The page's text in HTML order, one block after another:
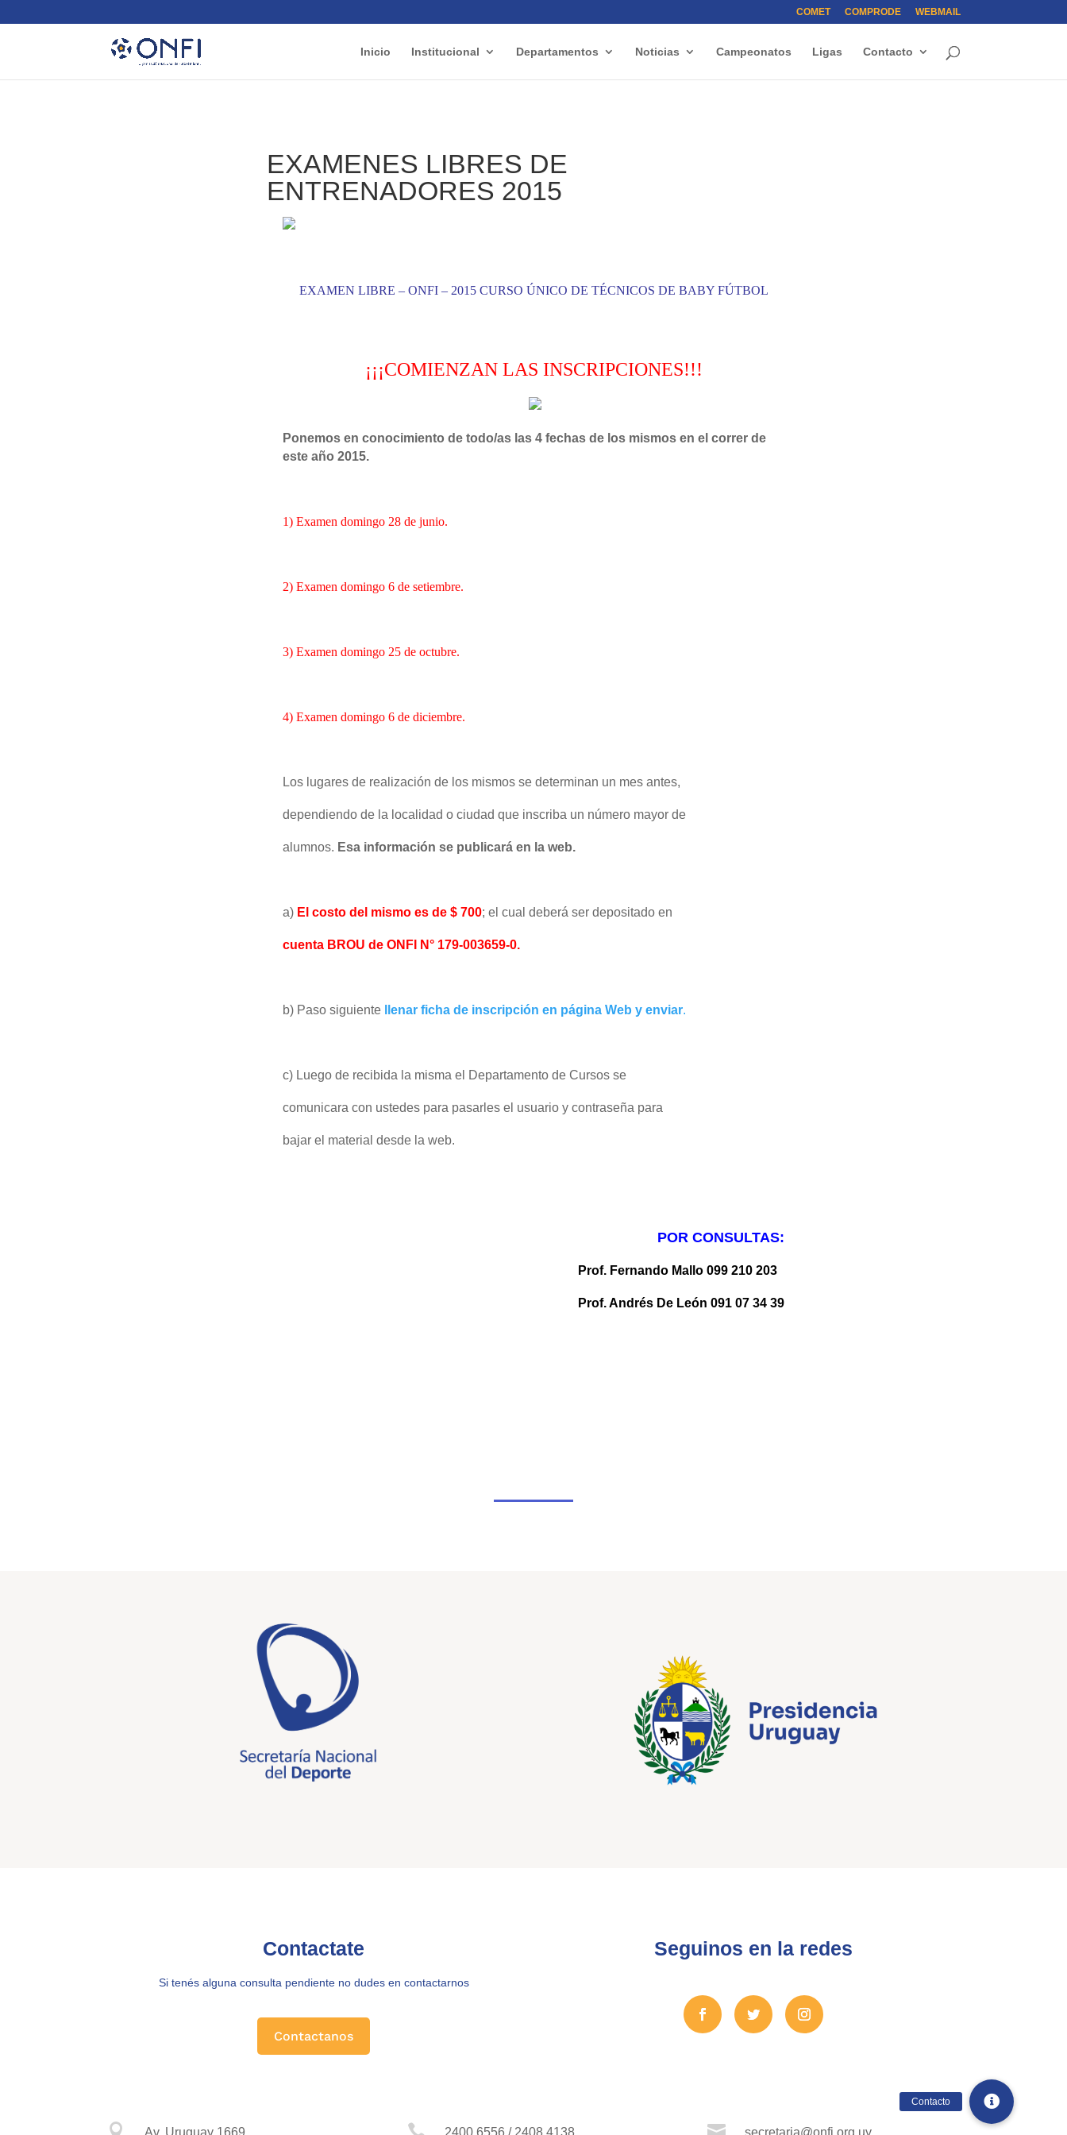
COMET COMPRODE WEBMAIL
Inicio Institucional Departamentos Noticias Campeonatos Ligas Contacto
EXAMENES LIBRES DE
ENTRENADORES 2015
EXAMEN LIBRE – ONFI – 2015 CURSO ÚNICO DE TÉCNICOS DE BABY FÚTBOL
¡¡¡COMIENZAN LAS INSCRIPCIONES!!!
Ponemos en conocimiento de todo/as las 4 fechas de los mismos en el correr de
este año 2015.
1) Examen domingo 28 de junio.
2) Examen domingo 6 de setiembre.
3) Examen domingo 25 de octubre.
4) Examen domingo 6 de diciembre.
Los lugares de realización de los mismos se determinan un mes antes,
dependiendo de la localidad o ciudad que inscriba un número mayor de
alumnos. Esa información se publicará en la web.
a) El costo del mismo es de $ 700; el cual deberá ser depositado en
cuenta BROU de ONFI N° 179-003659-0.
b) Paso siguiente llenar ficha de inscripción en página Web y enviar.
c) Luego de recibida la misma el Departamento de Cursos se
comunicara con ustedes para pasarles el usuario y contraseña para
bajar el material desde la web.
POR CONSULTAS:
Prof. Fernando Mallo 099 210 203
Prof. Andrés De León 091 07 34 39
Contactate
Si tenés alguna consulta pendiente no dudes en contactarnos
Contactanos
Seguinos en la redes
 Av. Uruguay 1669  2400 6556 / 2408 4138  secretaria@onfi.org.uy